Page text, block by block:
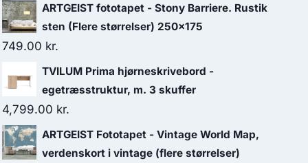
ARTGEIST fototapet - Stony Barriere. Rustik
sten (Flere størrelser) 250x175
749.00 kr.
TVILUM Prima hjørneskrivebord -
egetræsstruktur, m. 3 skuffer
4,799.00 kr.
ARTGEIST Fototapet - Vintage World Map,
verdenskort i vintage (flere størrelser)